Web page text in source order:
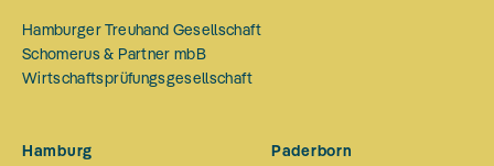
Hamburger Treuhand Gesellschaft
Schomerus & Partner mbB
Wirtschaftsprüfungsgesellschaft
Hamburg Paderborn